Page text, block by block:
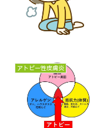
アトピー性皮膚炎